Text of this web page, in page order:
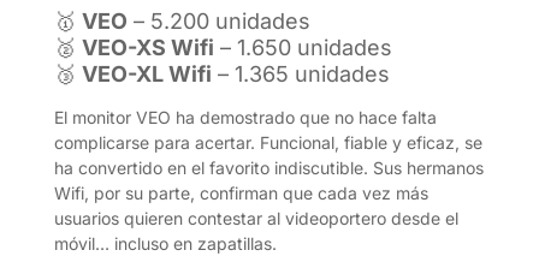
🥇 VEO – 5.200 unidades
🥈 VEO-XS Wifi – 1.650 unidades
🥉 VEO-XL Wifi – 1.365 unidades
El monitor VEO ha demostrado que no hace falta
complicarse para acertar. Funcional, fiable y eficaz, se
ha convertido en el favorito indiscutible. Sus hermanos
Wifi, por su parte, confirman que cada vez más
usuarios quieren contestar al videoportero desde el
móvil… incluso en zapatillas.